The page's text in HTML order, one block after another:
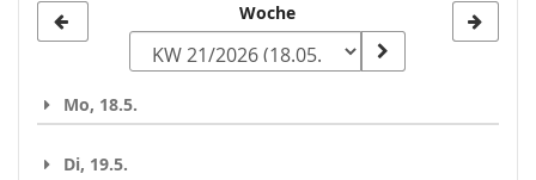
zur
auswählen
Woche
Mo, 18.5.
Di, 19.5.